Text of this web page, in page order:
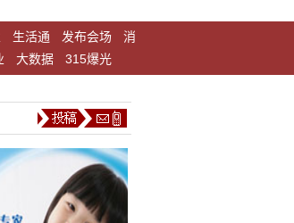
生活通 发布会场
消
大数据 315爆光